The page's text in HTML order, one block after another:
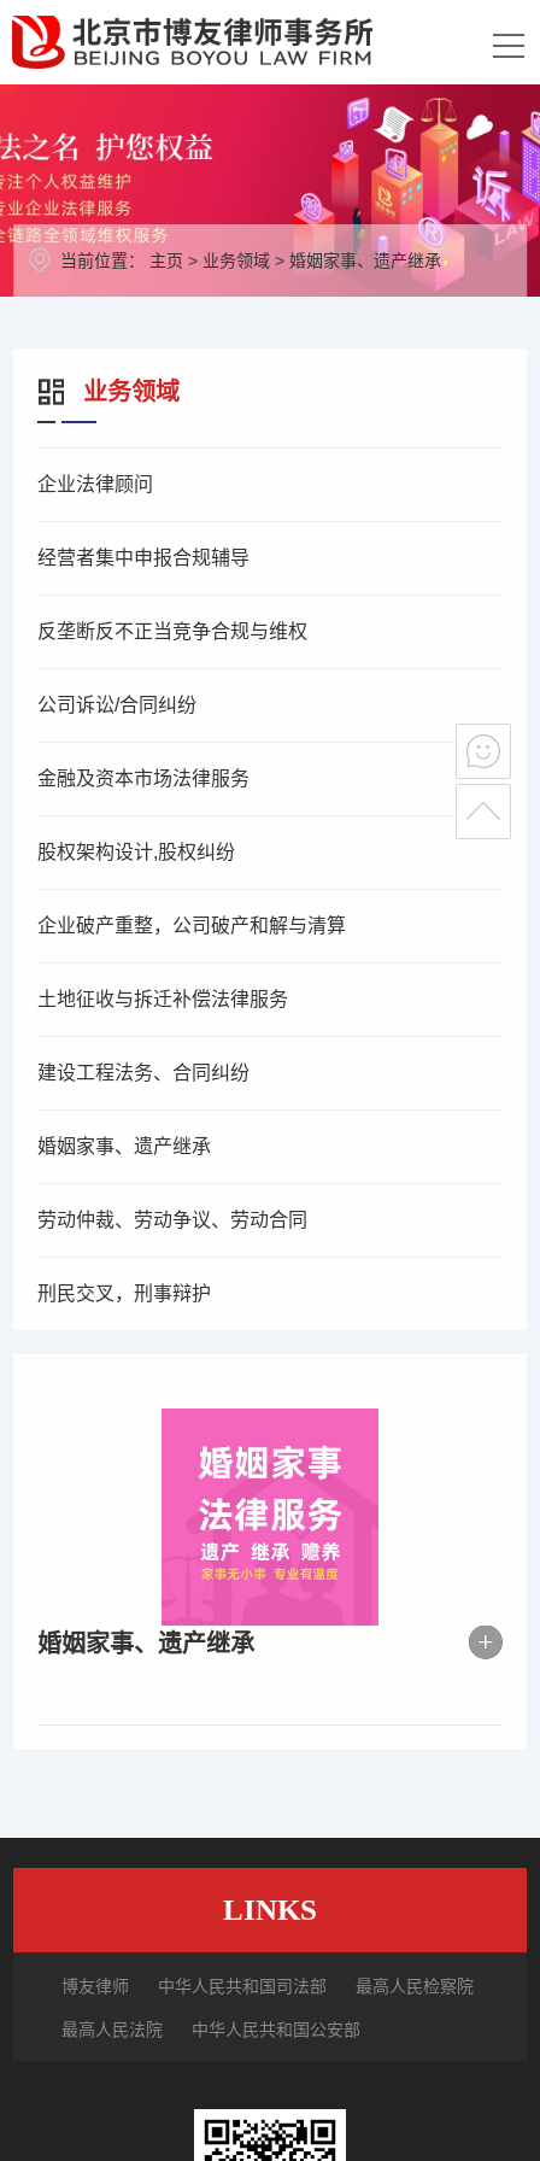
当前位置： 主页 > 业务领域 >婚姻家事、遗产继承
业务领域
企业法律顾问
经营者集中申报合规辅导
反垄断反不正当竞争合规与维权
公司诉讼/合同纠纷
金融及资本市场法律服务
股权架构设计,股权纠纷
企业破产重整，公司破产和解与清算
土地征收与拆迁补偿法律服务
建设工程法务、合同纠纷
婚姻家事、遗产继承
劳动仲裁、劳动争议、劳动合同
刑民交叉，刑事辩护
婚姻家事、遗产继承
LINKS
博友律师 中华人民共和国司法部 最高人民检察院
最高人民法院 中华人民共和国公安部
北京市朝阳区律师协会 中国裁判文书网